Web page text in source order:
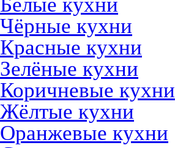
Чёрные кухни
Красные кухни
Зелёные кухни
Коричневые кухни
Жёлтые кухни
Оранжевые кухни